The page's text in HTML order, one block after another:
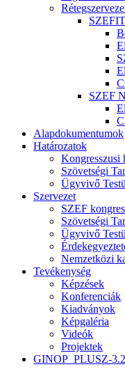
SZEFIT
SZEF
Alapdokumentumok
Határozatok
Kongresszusi
Szövetségi
Ügyvivő
Szervezet
SZEF
Szövetségi
Ügyvivő
Nemzetközi
Tevékenység
Képzések
Konferenciák
Kiadványok
Képgaléria
Videók
Projektek
GINOP_PLUSZ-